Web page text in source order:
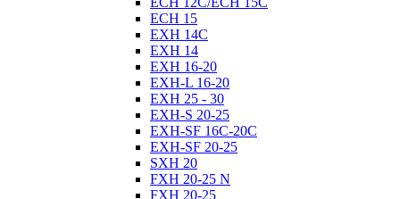
ECH 15
EXH 14C
EXH 14
EXH 16-20
EXH-L 16-20
EXH 25 - 30
EXH-S 20-25
EXH-SF 16C-20C
EXH-SF 20-25
SXH 20
FXH 20-25 N
FXH 20-25